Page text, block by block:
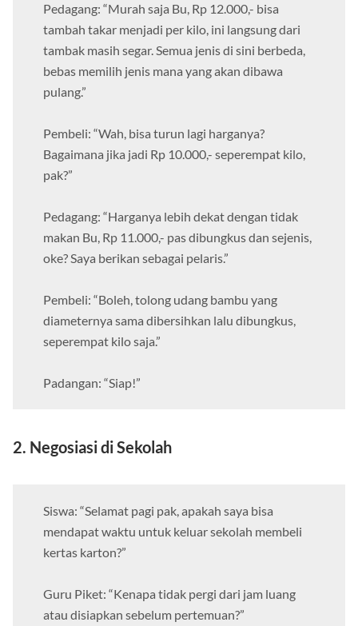
Pedagang: “Murah saja Bu, Rp 12.000,- bisa
tambah takar menjadi per kilo, ini langsung dari
tambak masih segar. Semua jenis di sini berbeda,
bebas memilih jenis mana yang akan dibawa
pulang.”
Pembeli: “Wah, bisa turun lagi harganya?
Bagaimana jika jadi Rp 10.000,- seperempat kilo,
pak?”
Pedagang: “Harganya lebih dekat dengan tidak
makan Bu, Rp 11.000,- pas dibungkus dan sejenis,
oke? Saya berikan sebagai pelaris.”
Pembeli: “Boleh, tolong udang bambu yang
diameternya sama dibersihkan lalu dibungkus,
seperempat kilo saja.”
Padangan: “Siap!”
2. Negosiasi di Sekolah
Siswa: “Selamat pagi pak, apakah saya bisa
mendapat waktu untuk keluar sekolah membeli
kertas karton?”
Guru Piket: “Kenapa tidak pergi dari jam luang
atau disiapkan sebelum pertemuan?”